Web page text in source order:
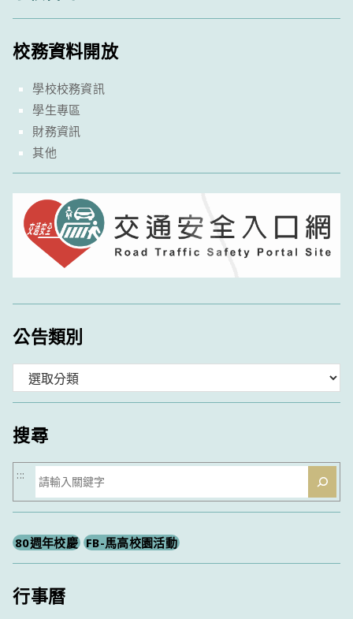
校務資料開放
學校校務資訊
學生專區
財務資訊
其他
公告類別
類
搜尋
搜
尋
:::
80週年校慶 FB-馬高校園活動
行事曆